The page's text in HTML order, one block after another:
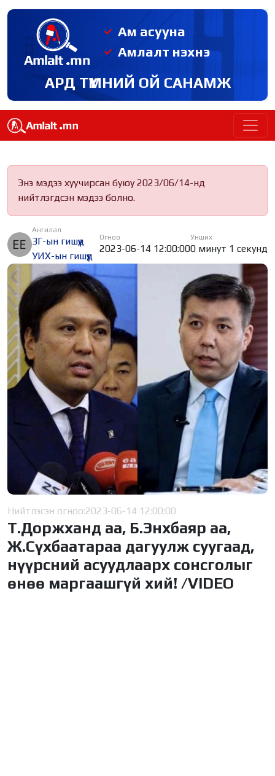
Ам асууна
Амлалт нэхнэ
АРД ТҮМНИЙ ОЙ САНАМЖ
Энэ мэдээ хуучирсан буюу 2023/06/14-нд
нийтлэгдсэн мэдээ болно.
Ангилал
ЗГ-ын гишүүд
УИХ-ын гишүүд
Огноо
2023-06-14 12:00:00
Унших
0 минут 1 секунд
Нийтлэсэн огноо:2023-06-14 12:00:00
Т.Доржханд аа, Б.Энхбаяр аа,
Ж.Сүхбаатараа дагуулж суугаад,
нүүрсний асуудлаарх сонсголыг
өнөө маргаашгүй хий! /VIDEO